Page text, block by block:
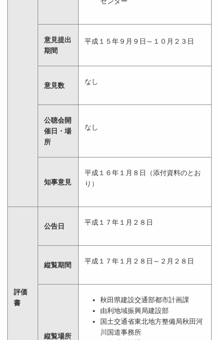
意見提出
期間
平成１５年９月９日～１０月２３日
意見数 なし
公聴会開
催日・場
所
なし
知事意見
平成１６年１月８日（添付資料のとお
り）
評価
書
公告日 平成１７年１月２８日
縦覧期間 平成１７年１月２８日～２月２８日
縦覧場所
秋田県建設交通部都市計画課
由利地域振興局建設部
国土交通省東北地方整備局秋田河
川国道事務所